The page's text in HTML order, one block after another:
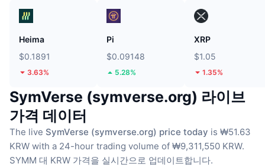
Heima
$0.1891
3.63%
Pi
$0.09148
5.28%
XRP
$1.05
1.35%
SymVerse (symverse.org) 라이브
가격 데이터
The live SymVerse (symverse.org) price today is ₩51.63
KRW with a 24-hour trading volume of ₩9,311,550 KRW.
SYMM 대 KRW 가격을 실시간으로 업데이트합니다.